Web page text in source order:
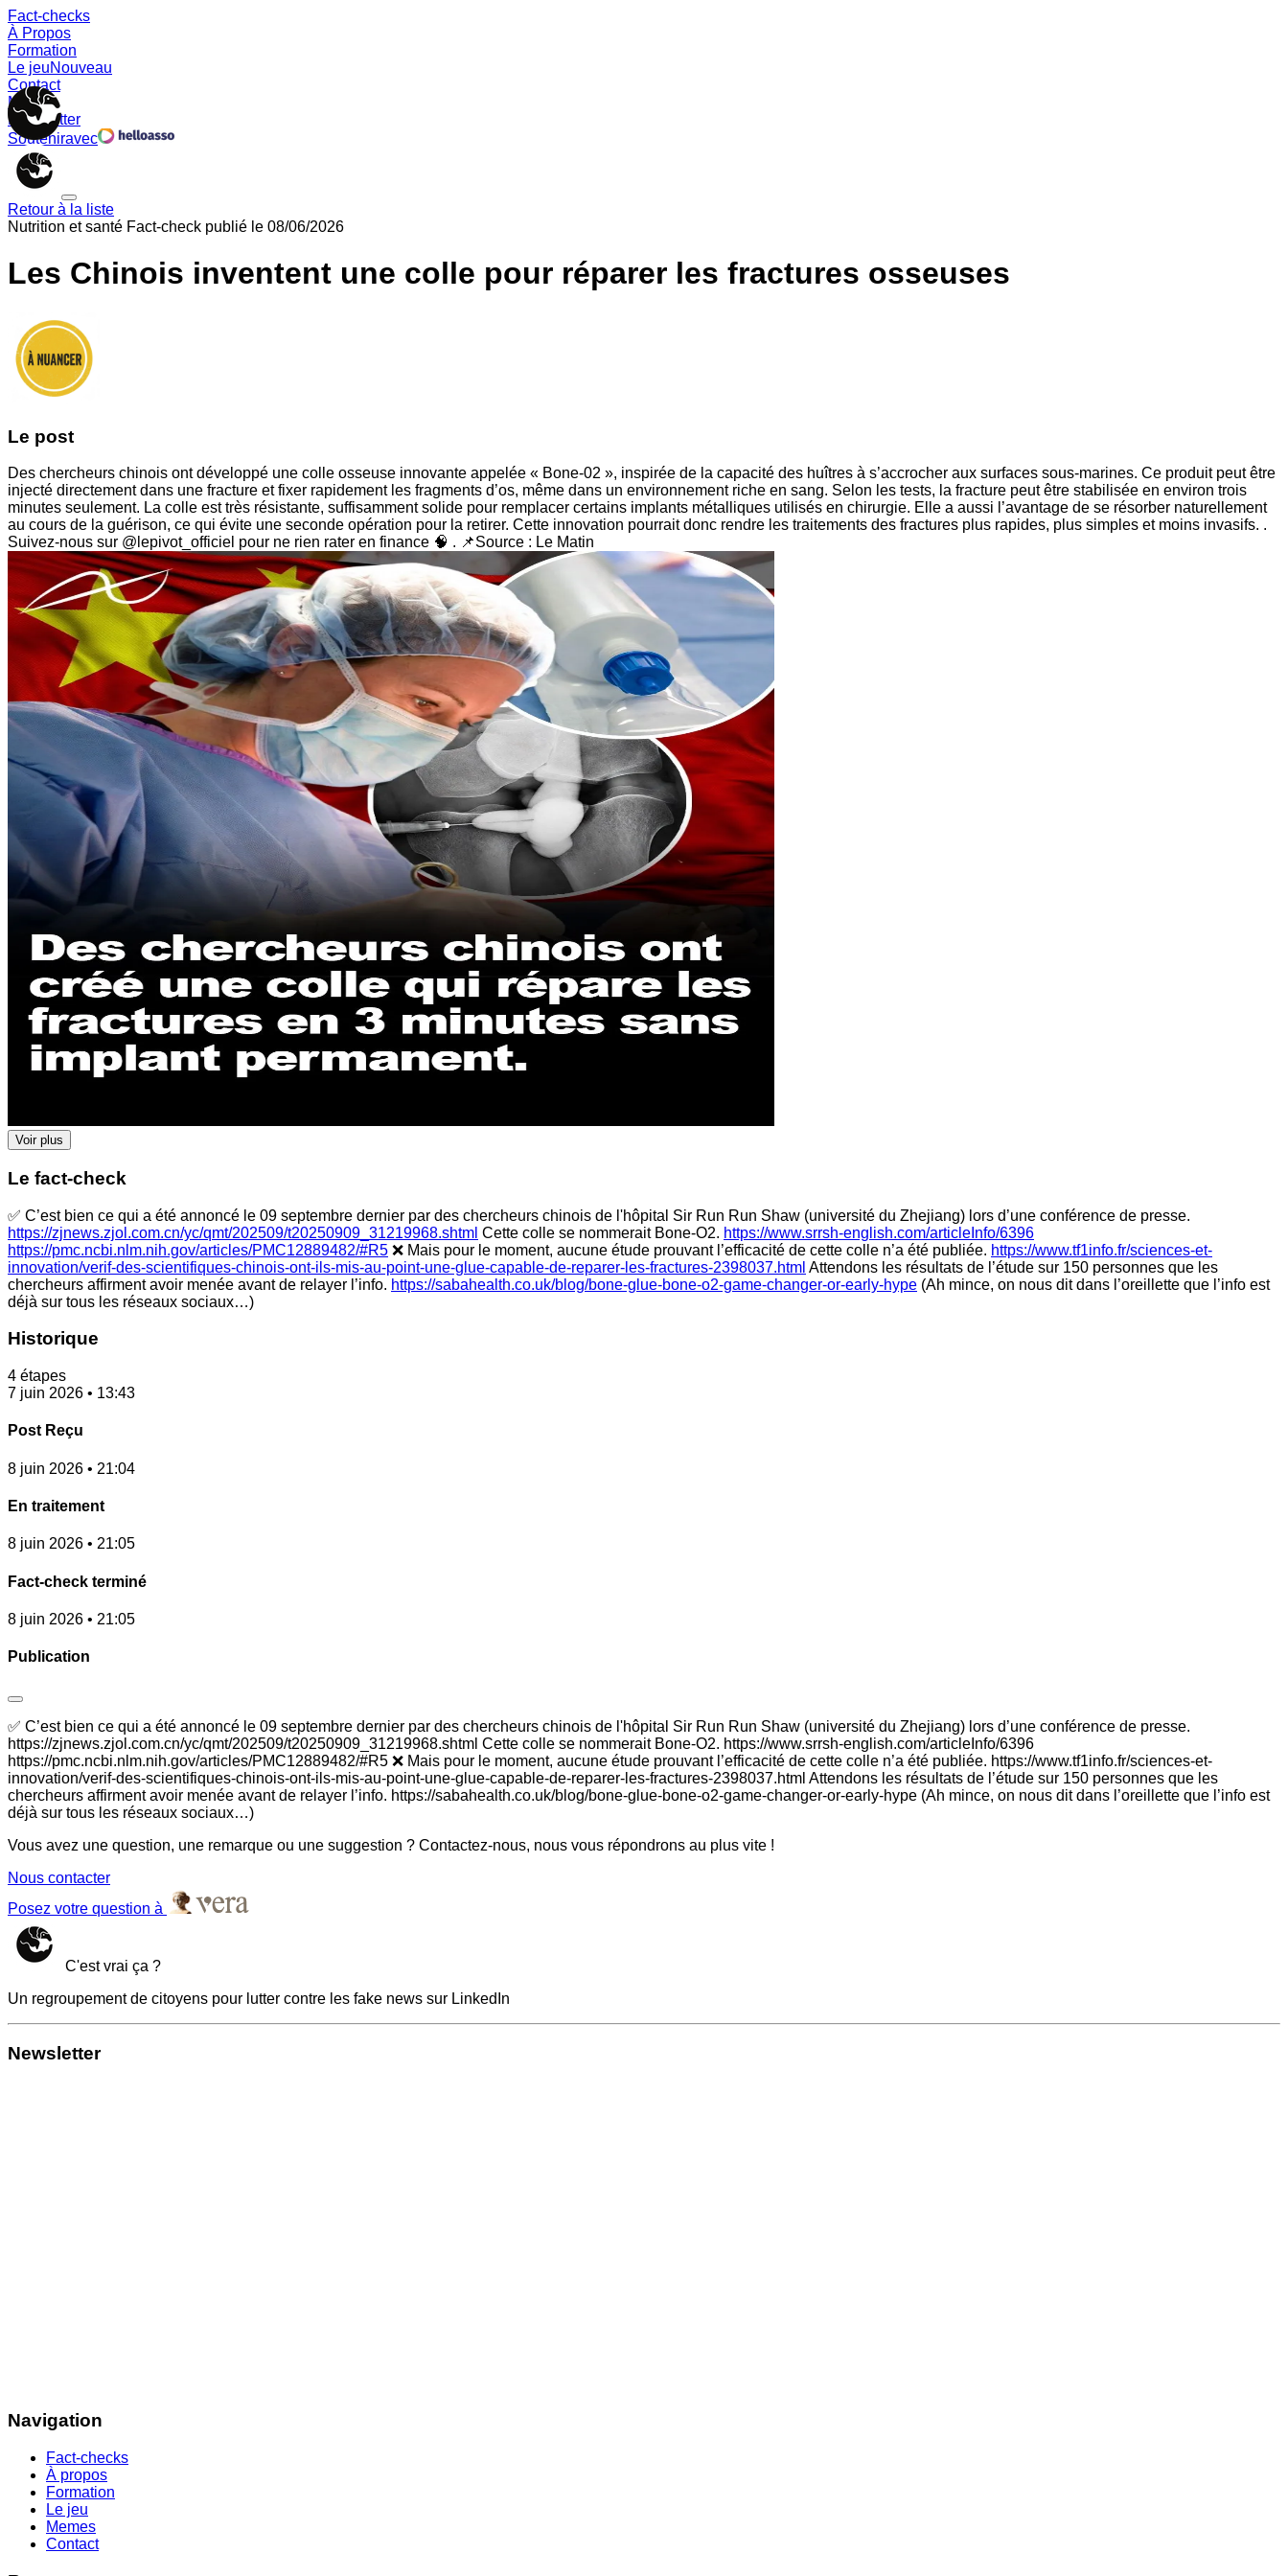
Fact-checks
À Propos
Formation
Le jeuNouveau
Contact
Memes
Newsletter
Souteniravec
Retour à la liste
Nutrition et santé Fact-check publié le 08/06/2026
Les Chinois inventent une colle pour réparer les fractures osseuses
Le post
Des chercheurs chinois ont développé une colle osseuse innovante appelée « Bone-02 », inspirée de la capacité des huîtres à s’accrocher aux surfaces sous-marines. Ce produit peut être
injecté directement dans une fracture et fixer rapidement les fragments d’os, même dans un environnement riche en sang. Selon les tests, la fracture peut être stabilisée en environ trois
minutes seulement. La colle est très résistante, suffisamment solide pour remplacer certains implants métalliques utilisés en chirurgie. Elle a aussi l’avantage de se résorber naturellement
au cours de la guérison, ce qui évite une seconde opération pour la retirer. Cette innovation pourrait donc rendre les traitements des fractures plus rapides, plus simples et moins invasifs. .
Suivez-nous sur @lepivot_officiel pour ne rien rater en finance 🧠 . 📌Source : Le Matin
Voir plus
Le fact-check
✅ C’est bien ce qui a été annoncé le 09 septembre dernier par des chercheurs chinois de l'hôpital Sir Run Run Shaw (université du Zhejiang) lors d’une conférence de presse.
https://zjnews.zjol.com.cn/yc/qmt/202509/t20250909_31219968.shtml Cette colle se nommerait Bone-O2. https://www.srrsh-english.com/articleInfo/6396
https://pmc.ncbi.nlm.nih.gov/articles/PMC12889482/#R5 ❌ Mais pour le moment, aucune étude prouvant l’efficacité de cette colle n’a été publiée. https://www.tf1info.fr/sciences-et-
innovation/verif-des-scientifiques-chinois-ont-ils-mis-au-point-une-glue-capable-de-reparer-les-fractures-2398037.html Attendons les résultats de l’étude sur 150 personnes que les
chercheurs affirment avoir menée avant de relayer l’info. https://sabahealth.co.uk/blog/bone-glue-bone-o2-game-changer-or-early-hype (Ah mince, on nous dit dans l’oreillette que l’info est
déjà sur tous les réseaux sociaux…)
Historique
4 étapes
7 juin 2026 • 13:43
Post Reçu
8 juin 2026 • 21:04
En traitement
8 juin 2026 • 21:05
Fact-check terminé
8 juin 2026 • 21:05
Publication
✅ C’est bien ce qui a été annoncé le 09 septembre dernier par des chercheurs chinois de l'hôpital Sir Run Run Shaw (université du Zhejiang) lors d’une conférence de presse.
https://zjnews.zjol.com.cn/yc/qmt/202509/t20250909_31219968.shtml Cette colle se nommerait Bone-O2. https://www.srrsh-english.com/articleInfo/6396
https://pmc.ncbi.nlm.nih.gov/articles/PMC12889482/#R5 ❌ Mais pour le moment, aucune étude prouvant l’efficacité de cette colle n’a été publiée. https://www.tf1info.fr/sciences-et-
innovation/verif-des-scientifiques-chinois-ont-ils-mis-au-point-une-glue-capable-de-reparer-les-fractures-2398037.html Attendons les résultats de l’étude sur 150 personnes que les
chercheurs affirment avoir menée avant de relayer l’info. https://sabahealth.co.uk/blog/bone-glue-bone-o2-game-changer-or-early-hype (Ah mince, on nous dit dans l’oreillette que l’info est
déjà sur tous les réseaux sociaux…)
Vous avez une question, une remarque ou une suggestion ? Contactez-nous, nous vous répondrons au plus vite !
Nous contacter
Posez votre question à
C'est vrai ça ?
Un regroupement de citoyens pour lutter contre les fake news sur LinkedIn
Newsletter
Navigation
Fact-checks
À propos
Formation
Le jeu
Memes
Contact